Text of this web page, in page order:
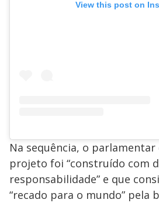
View this post on
Na sequência, o parlamentar
projeto foi “construído com
responsabilidade” e que
“recado para o mundo” pela